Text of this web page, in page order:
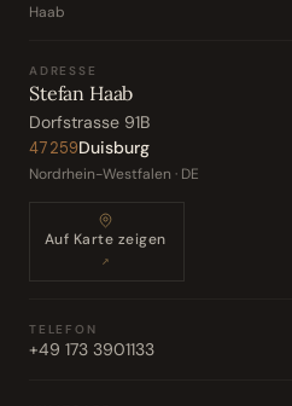
Haab
ADRESSE
Stefan Haab
Dorfstrasse 91B
47259Duisburg
Nordrhein-Westfalen · DE
Auf Karte zeigen
↗
TELEFON
+49 173 3901133